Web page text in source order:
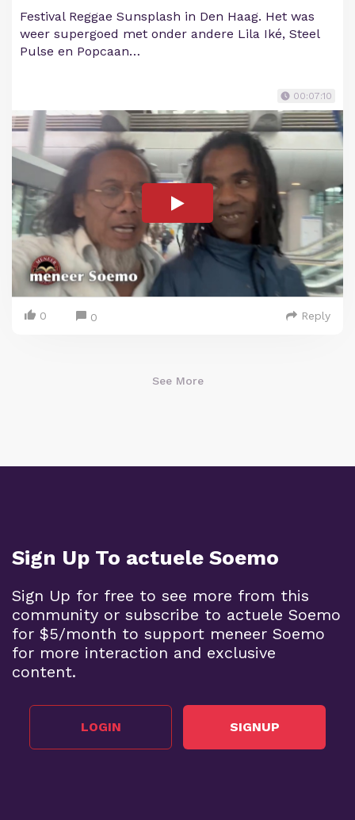
Festival Reggae Sunsplash in Den Haag. Het was
weer supergoed met onder andere Lila Iké, Steel
Pulse en Popcaan…
00:07:10
0 0 Reply
See More
Sign Up To actuele Soemo
Sign Up for free to see more from this
community or subscribe to actuele Soemo
for $5/month to support meneer Soemo
for more interaction and exclusive
content.
LOGIN SIGNUP